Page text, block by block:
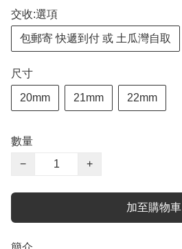
交收:選項
包郵寄 快遞到付 或 土瓜灣自取
尺寸
20mm 21mm 22mm
數量
−
+
加至購物車